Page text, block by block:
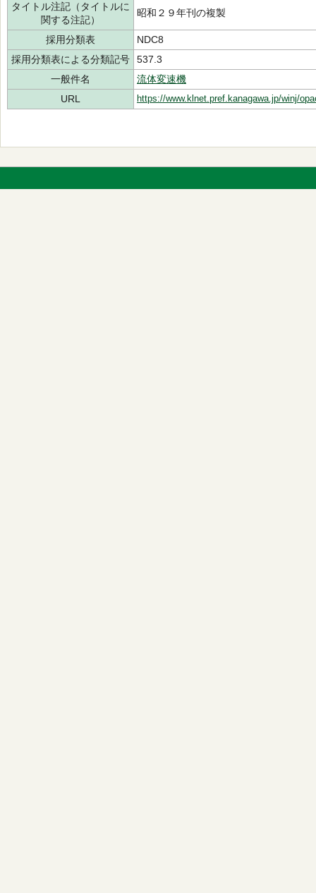
タイトル注記（タイトルに
関する注記）
昭和２９年刊の複製
採用分類表
NDC8
採用分類表による分類記号
537.3
一般件名
流体変速機
URL
https://www.klnet.pref.kanagawa.jp/winj/